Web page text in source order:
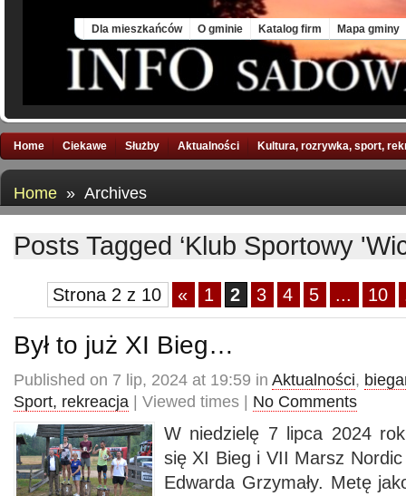
Dla mieszkańców O gminie Katalog firm Mapa gminy
Home Ciekawe Służby Aktualności Kultura, rozrywka, sport,
Home » Archives
Posts Tagged ‘Klub Sportowy
Strona 2 z 10 « 1 2 3 4 5 ... 10
Był to już XI Bieg…
Published on 7 lip, 2024 at 19:59 in Aktualności,
Sport, rekreacja | Viewed times | No Comments
W niedzielę 7 lipca 2024
się XI Bieg i VII Marsz
Edwarda Grzymały. Metę